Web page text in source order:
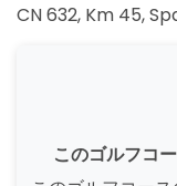
CN 632, Km 45,
このゴルフコ